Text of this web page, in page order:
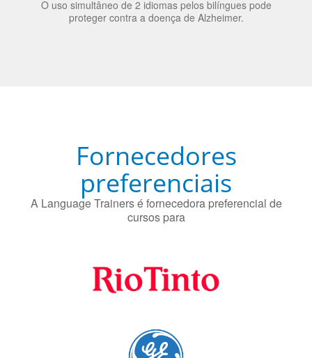
O uso simultâneo de 2 idiomas pelos bilíngues pode
proteger contra a doença de Alzheimer.
Fornecedores
preferenciais
A Language Trainers é fornecedora preferencial de
cursos para